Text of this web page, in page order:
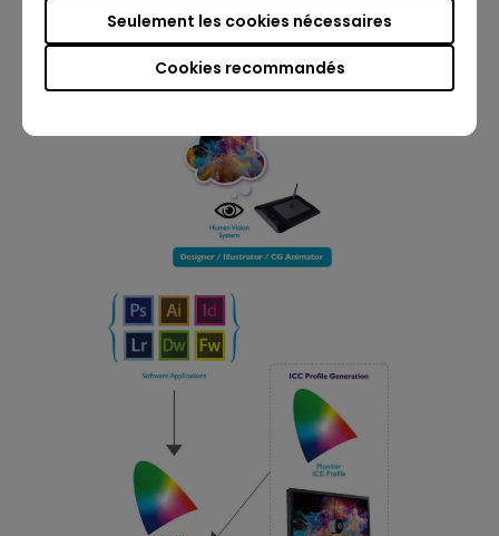
Cookies recommandés
Seulement les cookies nécessaires
qu’ils voient pour déterminer si elles leur
conviennent ou non.